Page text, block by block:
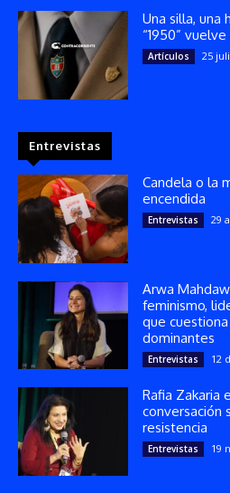
Una silla, una
“1950”
Artículos 25
Entrevistas
Candela o la
encendida
Entrevistas 29
Arwa
feminismo,
que
dominantes
Entrevistas 12
Rafia Zakaria
conversación
resistencia
Entrevistas 19